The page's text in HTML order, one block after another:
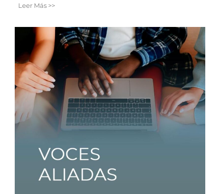
Leer Más >>